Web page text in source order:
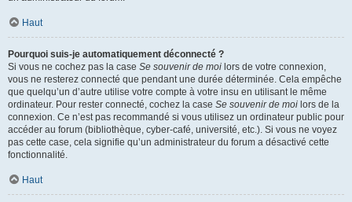
Haut
Pourquoi suis-je automatiquement déconnecté ?
Si vous ne cochez pas la case Se souvenir de moi lors de votre connexion,
vous ne resterez connecté que pendant une durée déterminée. Cela empêche
que quelqu’un d’autre utilise votre compte à votre insu en utilisant le même
ordinateur. Pour rester connecté, cochez la case Se souvenir de moi lors de la
connexion. Ce n’est pas recommandé si vous utilisez un ordinateur public pour
accéder au forum (bibliothèque, cyber-café, université, etc.). Si vous ne voyez
pas cette case, cela signifie qu’un administrateur du forum a désactivé cette
fonctionnalité.
Haut